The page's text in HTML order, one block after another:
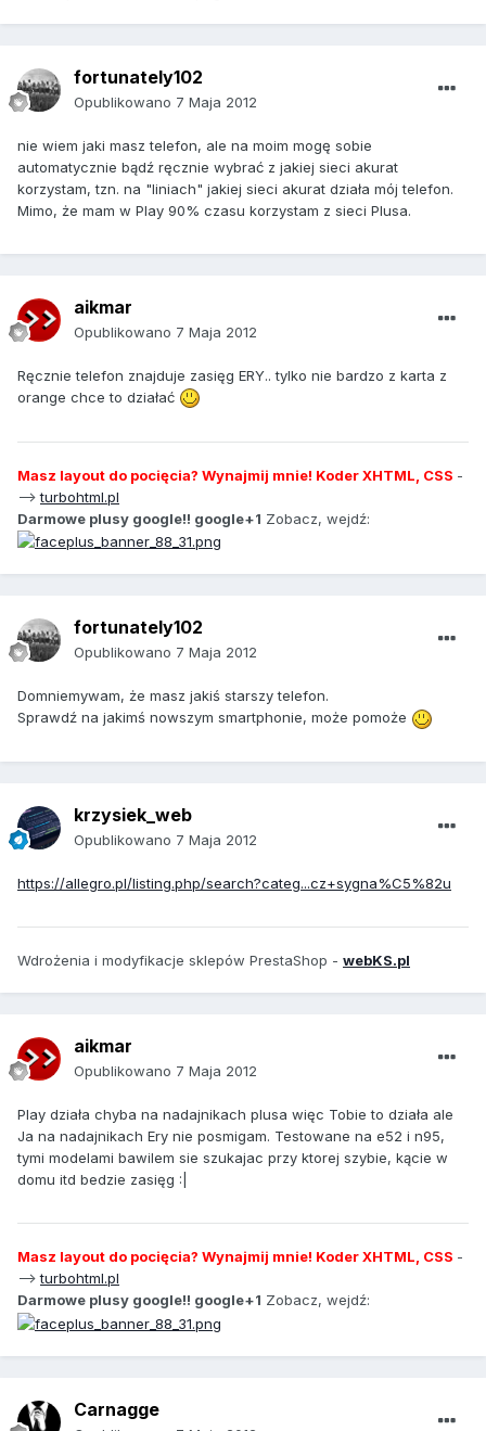
fortunately102
Opublikowano 7 Maja 2012
nie wiem jaki masz telefon, ale na moim mogę sobie
automatycznie bądź ręcznie wybrać z jakiej sieci akurat
korzystam, tzn. na "liniach" jakiej sieci akurat działa mój telefon.
Mimo, że mam w Play 90% czasu korzystam z sieci Plusa.
aikmar
Opublikowano 7 Maja 2012
Ręcznie telefon znajduje zasięg ERY.. tylko nie bardzo z karta z
orange chce to działać
Masz layout do pocięcia? Wynajmij mnie! Koder XHTML, CSS -
-->turbohtml.pl
Darmowe plusy google!! google+1 Zobacz, wejdź:
fortunately102
Opublikowano 7 Maja 2012
Domniemywam, że masz jakiś starszy telefon.
Sprawdź na jakimś nowszym smartphonie, może pomoże
krzysiek_web
Opublikowano 7 Maja 2012
https://allegro.pl/listing.php/search?categ...cz+sygna%C5%82u
Wdrożenia i modyfikacje sklepów PrestaShop - webKS.pl
aikmar
Opublikowano 7 Maja 2012
Play działa chyba na nadajnikach plusa więc Tobie to działa ale
Ja na nadajnikach Ery nie posmigam. Testowane na e52 i n95,
tymi modelami bawilem sie szukajac przy ktorej szybie, kącie w
domu itd bedzie zasięg :|
Masz layout do pocięcia? Wynajmij mnie! Koder XHTML, CSS -
-->turbohtml.pl
Darmowe plusy google!! google+1 Zobacz, wejdź:
Carnagge